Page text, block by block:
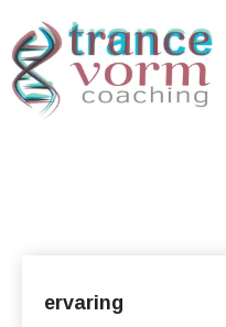
ervaring